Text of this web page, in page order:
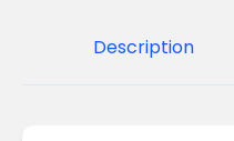
Description